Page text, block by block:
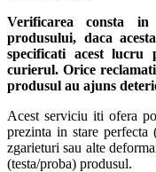
Verificarea consta
produsului, daca
specificati acest
curierul. Orice
produsul au ajuns
Acest serviciu iti ofera
prezinta in stare perfecta
zgarieturi sau alte
(testa/proba) produsul.